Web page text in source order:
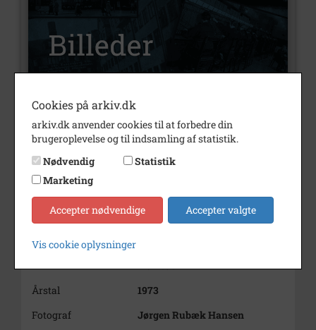
Nummer
B23564
Type
Billeder
Beskrivelse
Victor Borge samt Astrid
kunstpris overrakt på
Frederiksborg slot, Hillerød
3.5.1973.
4 billeder.
Årstal
1973
Fotograf
Jørgen Rubæk Hansen
Cookies på arkiv.dk
arkiv.dk anvender cookies til at forbedre din
brugeroplevelse og til indsamling af statistik.
Nødvendig
Statistik
Marketing
Accepter nødvendige Accepter valgte
Vis cookie oplysninger